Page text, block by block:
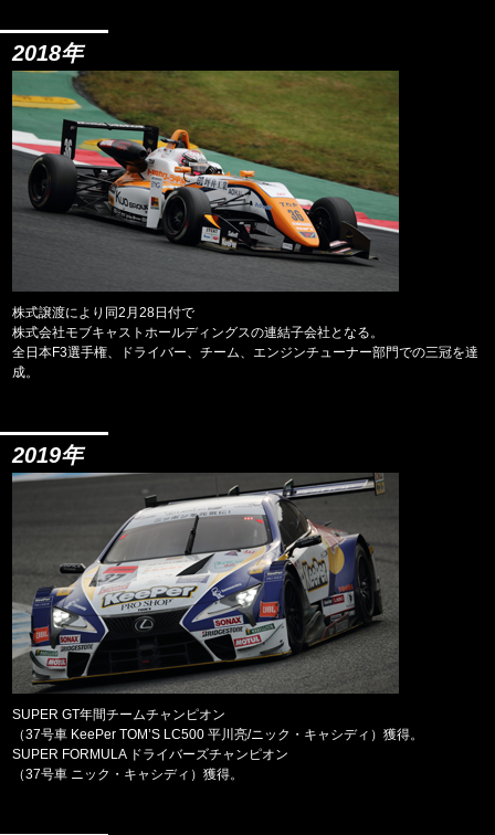
2018年
株式譲渡により同2月28日付で
株式会社モブキャストホールディングスの連結子会社となる。
全日本F3選手権、ドライバー、チーム、エンジンチューナー部門での三冠を達
成。
2019年
SUPER GT年間チームチャンピオン
（37号車 KeePer TOM’S LC500 平川亮/ニック・キャシディ）獲得。
SUPER FORMULA ドライバーズチャンピオン
（37号車 ニック・キャシディ）獲得。